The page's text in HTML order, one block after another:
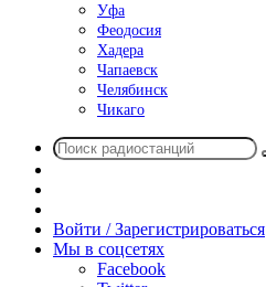
Уфа
Феодосия
Хадера
Чапаевск
Челябинск
Чикаго
радио
Войти / Зарегистрироваться
Мы в соцсетях
Facebook